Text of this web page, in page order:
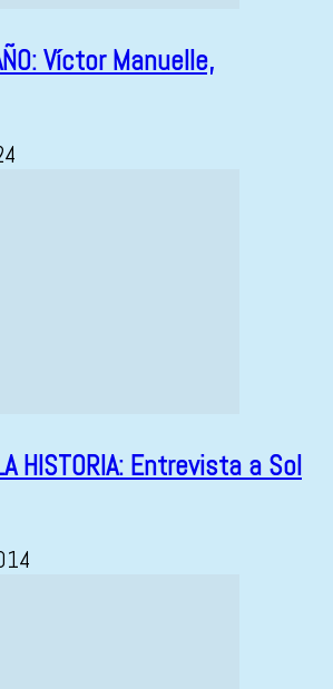
Víctor Manuelle,
HISTORIA: Entrevista a Sol